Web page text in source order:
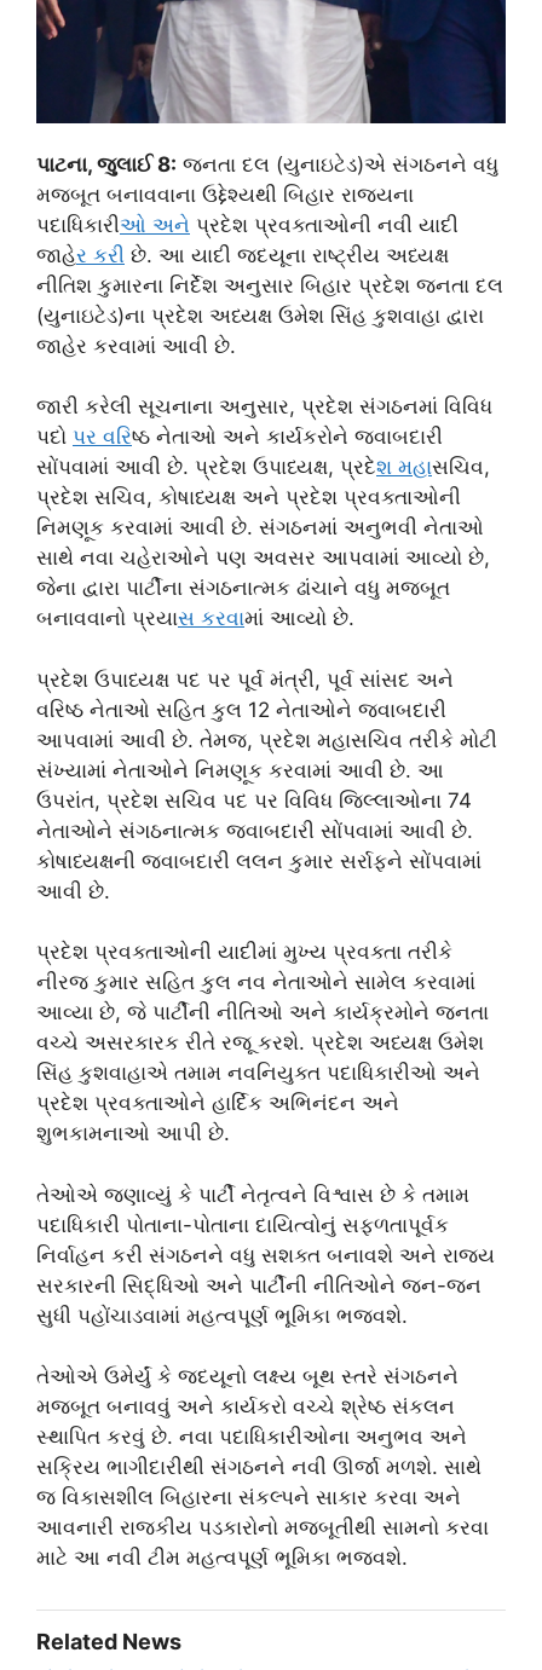
પાટના, જુલાઈ 8: જનતા દલ (યુનાઇટેડ)એ સંગઠનને વધુ
મજબૂત બનાવવાના ઉદ્દેશ્યથી બિહાર રાજ્યના
પદાધિકારીઓ અન ે પ્રદેશ પ્રવક્તાઓની નવી યાદી
જાહેર કર ી છે. આ યાદી જદયૂના રાષ્ટ્રીય અધ્યક્ષ
નીતિશ કુમારના નિર્દેશ અનુસાર બિહાર પ્રદેશ જનતા દલ
(યુનાઇટેડ)ના પ્રદેશ અધ્યક્ષ ઉમેશ સિંહ કુશવાહા દ્વારા
જાહેર કરવામાં આવી છે.
જારી કરેલી સૂચનાના અનુસાર, પ્રદેશ સંગઠનમાં વિવિધ
પદો પર વરિષ્ઠ નેતાઓ અને કાર્યકરોને જવાબદારી
સોંપવામાં આવી છે. પ્રદેશ ઉપાધ્યક્ષ, પ્રદેશ મહાસચિવ,
પ્રદેશ સચિવ, કોષાધ્યક્ષ અને પ્રદેશ પ્રવક્તાઓની
નિમણૂક કરવામાં આવી છે. સંગઠનમાં અનુભવી નેતાઓ
સાથે નવા ચહેરાઓને પણ અવસર આપવામાં આવ્યો છે,
જેના દ્વારા પાર્ટીના સંગઠનાત્મક ઢાંચાને વધુ મજબૂત
બનાવવાનો પ્રયાસ કરવામાં આવ્યો છે.
પ્રદેશ ઉપાધ્યક્ષ પદ પર પૂર્વ મંત્રી, પૂર્વ સાંસદ અને
વરિષ્ઠ નેતાઓ સહિત કુલ 12 નેતાઓને જવાબદારી
આપવામાં આવી છે. તેમજ, પ્રદેશ મહાસચિવ તરીકે મોટી
સંખ્યામાં નેતાઓને નિમણૂક કરવામાં આવી છે. આ
ઉપરાંત, પ્રદેશ સચિવ પદ પર વિવિધ જિલ્લાઓના 74
નેતાઓને સંગઠનાત્મક જવાબદારી સોંપવામાં આવી છે.
કોષાધ્યક્ષની જવાબદારી લલન કુમાર સર્રાફને સોંપવામાં
આવી છે.
પ્રદેશ પ્રવક્તાઓની યાદીમાં મુખ્ય પ્રવક્તા તરીકે
નીરજ કુમાર સહિત કુલ નવ નેતાઓને સામેલ કરવામાં
આવ્યા છે, જે પાર્ટીની નીતિઓ અને કાર્યક્રમોને જનતા
વચ્ચે અસરકારક રીતે રજૂ કરશે. પ્રદેશ અધ્યક્ષ ઉમેશ
સિંહ કુશવાહાએ તમામ નવનિયુક્ત પદાધિકારીઓ અને
પ્રદેશ પ્રવક્તાઓને હાર્દિક અભિનંદન અને
શુભકામનાઓ આપી છે.
તેઓએ જણાવ્યું કે પાર્ટી નેતૃત્વને વિશ્વાસ છે કે તમામ
પદાધિકારી પોતાના-પોતાના દાયિત્વોનું સફળતાપૂર્વક
નિર્વાહન કરી સંગઠનને વધુ સશક્ત બનાવશે અને રાજ્ય
સરકારની સિદ્ધિઓ અને પાર્ટીની નીતિઓને જન-જન
સુધી પહોંચાડવામાં મહત્વપૂર્ણ ભૂમિકા ભજવશે.
તેઓએ ઉમેર્યું કે જદયૂનો લક્ષ્ય બૂથ સ્તરે સંગઠનને
મજબૂત બનાવવું અને કાર્યકરો વચ્ચે શ્રેષ્ઠ સંકલન
સ્થાપિત કરવું છે. નવા પદાધિકારીઓના અનુભવ અને
સક્રિય ભાગીદારીથી સંગઠનને નવી ઊર્જા મળશે. સાથે
જ વિકાસશીલ બિહારના સંકલ્પને સાકાર કરવા અને
આવનારી રાજકીય પડકારોનો મજબૂતીથી સામનો કરવા
માટે આ નવી ટીમ મહત્વપૂર્ણ ભૂમિકા ભજવશે.
Related News